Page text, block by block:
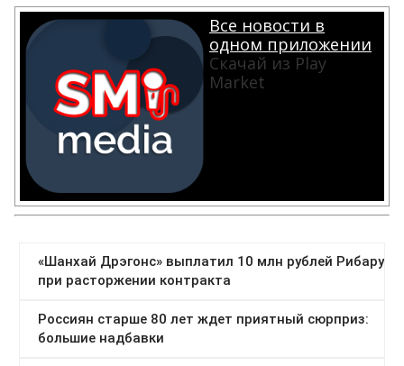
Все новости в
одном приложении
Скачай из Play
Market